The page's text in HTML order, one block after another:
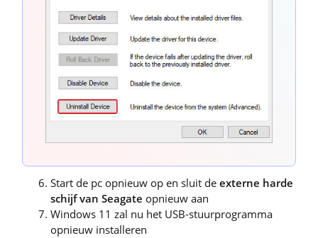
Start de pc opnieuw op en sluit de externe harde
schijf van Seagate opnieuw aan
Windows 11 zal nu het USB-stuurprogramma
opnieuw installeren